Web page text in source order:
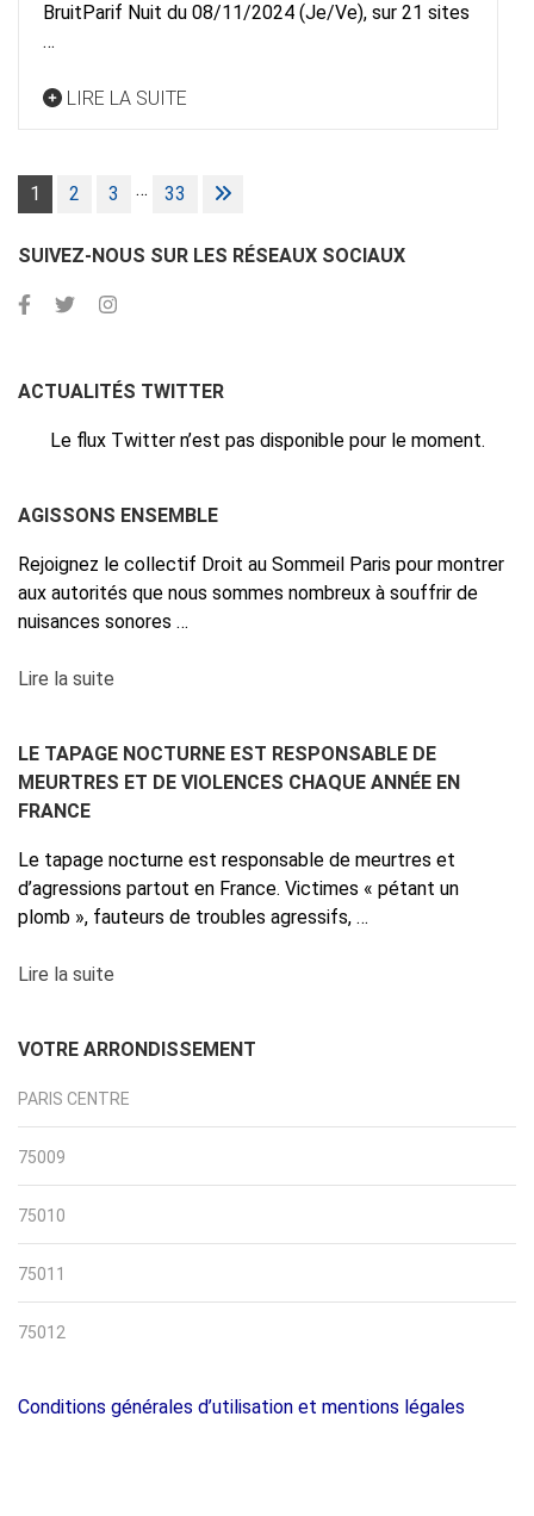
BruitParif Nuit du 08/11/2024 (Je/Ve), sur 21 sites
…
LIRE LA SUITE
Pagination
des
publications
1 2 3 … 33
SUIVEZ-NOUS SUR LES RÉSEAUX SOCIAUX
ACTUALITÉS TWITTER
Le flux Twitter n’est pas disponible pour le moment.
AGISSONS ENSEMBLE
Rejoignez le collectif Droit au Sommeil Paris pour montrer
aux autorités que nous sommes nombreux à souffrir de
nuisances sonores …
Lire la suite
LE TAPAGE NOCTURNE EST RESPONSABLE DE
MEURTRES ET DE VIOLENCES CHAQUE ANNÉE EN
FRANCE
Le tapage nocturne est responsable de meurtres et
d’agressions partout en France. Victimes « pétant un
plomb », fauteurs de troubles agressifs, …
Lire la suite
VOTRE ARRONDISSEMENT
PARIS CENTRE
75009
75010
75011
75012
Conditions générales d’utilisation et mentions légales